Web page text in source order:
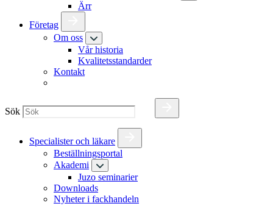
Ärr
Företag
Om oss
Vår historia
Kvalitetsstandarder
Kontakt
Sök
Specialister och läkare
Beställningsportal
Akademi
Juzo seminarier
Downloads
Nyheter i fackhandeln